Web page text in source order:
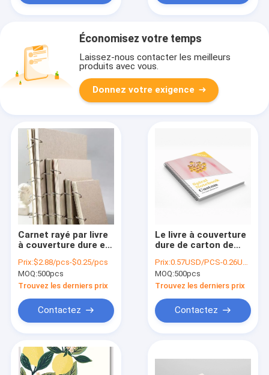
Économisez votre temps
Laissez-nous contacter les meilleurs
produits avec vous.
Donnez votre exigence
Carnet rayé par livre
à couverture dure en
Brown pour l'étudiant
Writing
Prix:$2.88/pcs-$0.25/pcs
MOQ:500pcs
Trouvez les derniers prix
Contactez
Le livre à couverture
dure de carton de
l'attache en spirale
de carnet avec 2mm
Prix:0.57USD/PCS-0.26USD/PCS
MOQ:500pcs
Trouvez les derniers prix
Contactez